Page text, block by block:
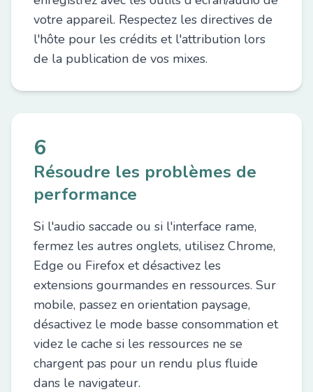
votre appareil. Respectez les directives de
l'hôte pour les crédits et l'attribution lors
de la publication de vos mixes.
6
Résoudre les problèmes de
performance
Si l'audio saccade ou si l'interface rame,
fermez les autres onglets, utilisez Chrome,
Edge ou Firefox et désactivez les
extensions gourmandes en ressources. Sur
mobile, passez en orientation paysage,
désactivez le mode basse consommation et
videz le cache si les ressources ne se
chargent pas pour un rendu plus fluide
dans le navigateur.